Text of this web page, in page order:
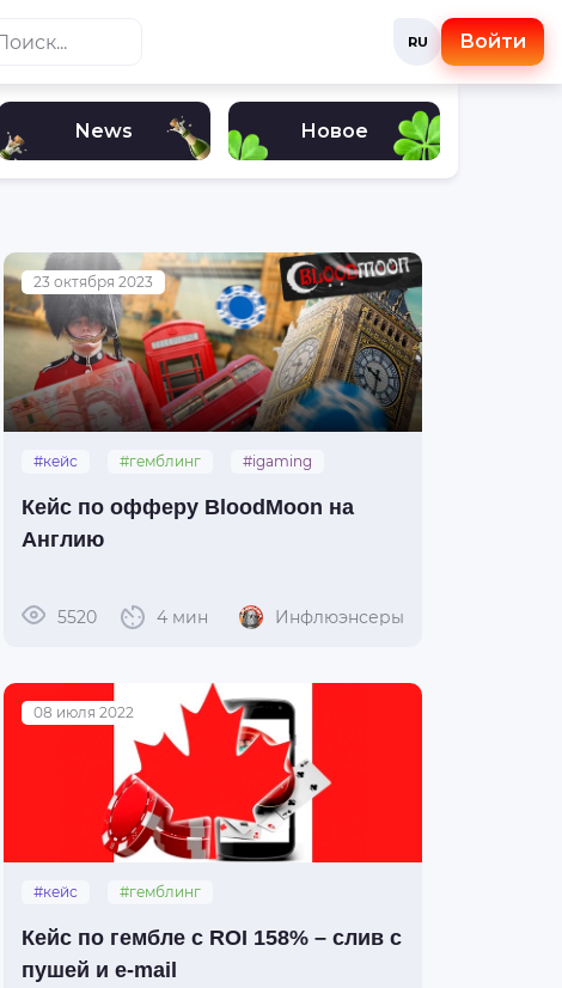
RU Войти
News Новое
23 октября 2023
#кейс #гемблинг
#igaming
Кейс по офферу BloodMoon на
Англию
5520 4 мин Инфлюэнсеры
08 июля 2022
#кейс #гемблинг
Кейс по гембле с ROI 158% – слив с
пушей и e-mail